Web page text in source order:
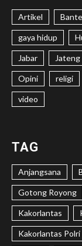
Artikel
gaya hidup
Jabar Jateng
Opini religi
video
TAG
Anjangsana
Gotong Royong
Kakorlantas
Kakorlantas